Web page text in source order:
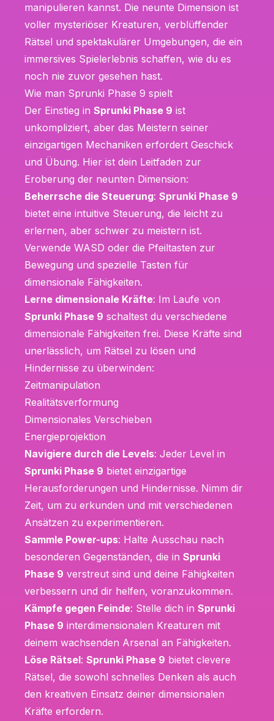
manipulieren kannst. Die neunte Dimension ist
voller mysteriöser Kreaturen, verblüffender
Rätsel und spektakulärer Umgebungen, die ein
immersives Spielerlebnis schaffen, wie du es
noch nie zuvor gesehen hast.
Wie man Sprunki Phase 9 spielt
Der Einstieg in Sprunki Phase 9 ist
unkompliziert, aber das Meistern seiner
einzigartigen Mechaniken erfordert Geschick
und Übung. Hier ist dein Leitfaden zur
Eroberung der neunten Dimension:
Beherrsche die Steuerung: Sprunki Phase 9
bietet eine intuitive Steuerung, die leicht zu
erlernen, aber schwer zu meistern ist.
Verwende WASD oder die Pfeiltasten zur
Bewegung und spezielle Tasten für
dimensionale Fähigkeiten.
Lerne dimensionale Kräfte: Im Laufe von
Sprunki Phase 9 schaltest du verschiedene
dimensionale Fähigkeiten frei. Diese Kräfte sind
unerlässlich, um Rätsel zu lösen und
Hindernisse zu überwinden:
Zeitmanipulation
Realitätsverformung
Dimensionales Verschieben
Energieprojektion
Navigiere durch die Levels: Jeder Level in
Sprunki Phase 9 bietet einzigartige
Herausforderungen und Hindernisse. Nimm dir
Zeit, um zu erkunden und mit verschiedenen
Ansätzen zu experimentieren.
Sammle Power-ups: Halte Ausschau nach
besonderen Gegenständen, die in Sprunki
Phase 9 verstreut sind und deine Fähigkeiten
verbessern und dir helfen, voranzukommen.
Kämpfe gegen Feinde: Stelle dich in Sprunki
Phase 9 interdimensionalen Kreaturen mit
deinem wachsenden Arsenal an Fähigkeiten.
Löse Rätsel: Sprunki Phase 9 bietet clevere
Rätsel, die sowohl schnelles Denken als auch
den kreativen Einsatz deiner dimensionalen
Kräfte erfordern.